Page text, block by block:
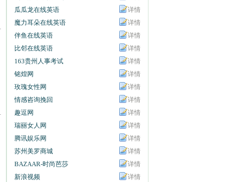
试信息网
瓜瓜龙在线英语
详情
魔力耳朵在线英语
详情
伴鱼在线英语
详情
比邻在线英语
详情
163贵州人事考试
信息网
详情
铭煌网
详情
玫瑰女性网
详情
情感咨询挽回
详情
趣逗网
详情
瑞丽女人网
详情
腾讯娱乐网
详情
苏州美罗商城
详情
BAZAAR-时尚芭莎
详情
新浪视频
详情